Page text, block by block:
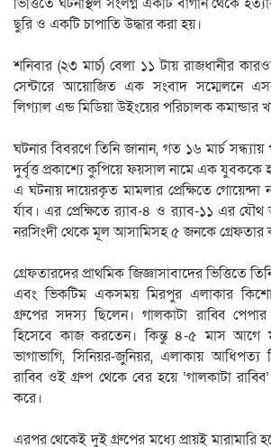
ছুরি ও একটি চাপাতি উদ্ধার করা হয়।
শনিবার (২৩ মার্চ) বেলা ১১ টায় রাজধানীর
সেন্টারে আয়োজিত এক সংবাদ সম্মেলনে
লিগ্যাল এন্ড মিডিয়া উইংয়ের পরিচালক
ঘটনার বিবরণে তিনি জানান, গত ১৬ মার্চ
দুর্বৃত্ত প্রকাশ্যে কুপিয়ে ফয়সাল নামে এক যুবককে
এ ঘটনায় দায়েরকৃত মামলার প্রেক্ষিতে গোয়েন্দা
র্যাব। এর প্রেক্ষিতে র‍্যাব-৪ ও র‍্যাব-১১ এর
নরসিংদী থেকে মূল আসামিসহ ৫ জনকে গ্রেফতার
গ্রেফতারদের প্রাথমিক জিজ্ঞাসাবাদের ভিত্তিতে
এবং ভিকটিম একসময় মিরপুর এলাকার কিশোর
গ্রুপের সদস্য ছিলেন। গালকাটা রাব্বি পেপার
হিসেবে কাজ করতেন। কিন্তু ৪-৫ মাস আগে
ভাগাভাগি, সিনিয়র-জুনিয়র, এলাকায় আধিপত্য
রাব্বি ওই গ্রুপ থেকে বের হয়ে ‘গালকাটা
করে।
এরপর থেকেই দুই গ্রুপের মধ্যে প্রায়ই মারামারি